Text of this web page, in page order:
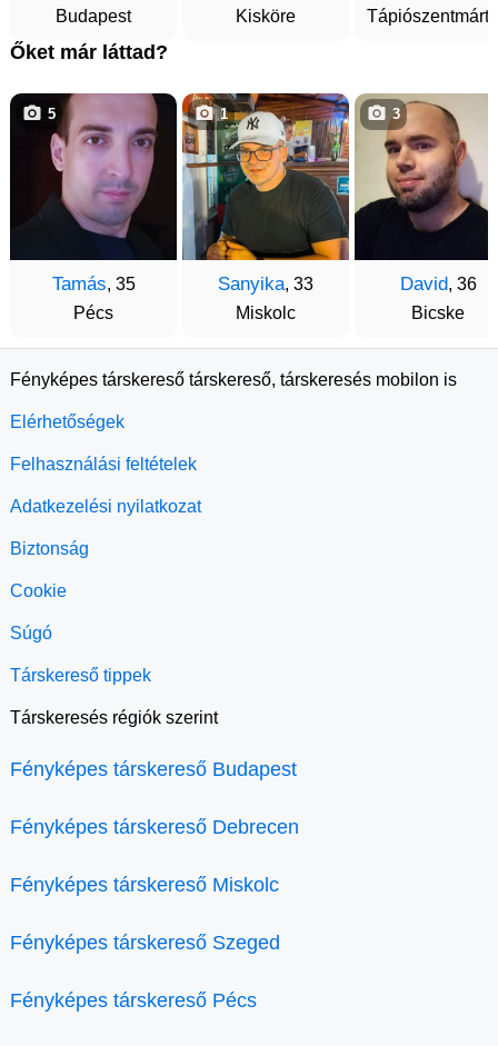
Budapest
Kisköre
Őket már láttad?
Tamás, 35
Pécs
5
Sanyika, 33
Miskolc
1
David, 36
Bicske
3
Fényképes társkereső társkereső, társkeresés mobilon is
Elérhetőségek
Felhasználási feltételek
Adatkezelési nyilatkozat
Biztonság
Cookie
Súgó
Társkereső tippek
Társkeresés régiók szerint
Fényképes társkereső Budapest
Fényképes társkereső Debrecen
Fényképes társkereső Miskolc
Fényképes társkereső Szeged
Fényképes társkereső Pécs